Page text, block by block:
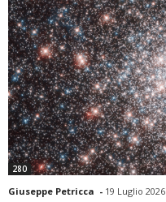
280
Giuseppe Petricca - 19 Luglio 2026